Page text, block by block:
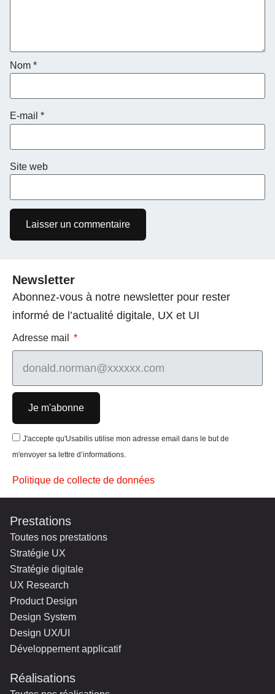
Nom *
E-mail *
Site web
Newsletter
Abonnez-vous à notre newsletter pour rester
informé de l’actualité digitale, UX et UI
Adresse mail
Je m'abonne
J'accepte qu'Usabilis utilise mon adresse email dans le but de
m'envoyer sa lettre d’informations.
Politique de collecte de données
Prestations
Toutes nos prestations
Stratégie UX
Stratégie digitale
UX Research
Product Design
Design System
Design UX/UI
Développement applicatif
Réalisations